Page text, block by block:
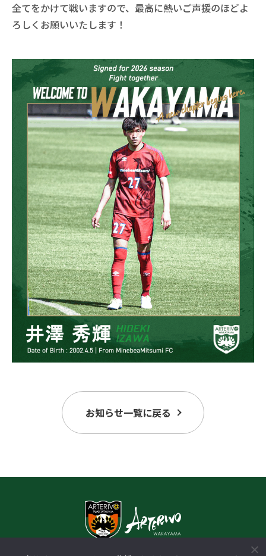
全てをかけて戦いますので、最高に熱いご声援のほどよ
ろしくお願いいたします！
お知らせ一覧に戻る